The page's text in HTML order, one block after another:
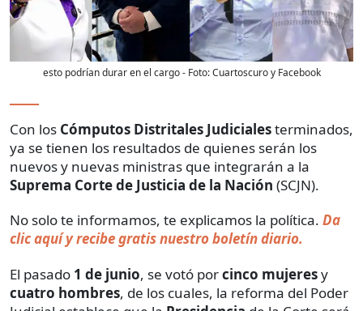
esto podrían durar en el cargo- Foto:Cuartoscuro y Facebook
Con los Cómputos Distritales Judicialesterminados,
ya se tienen los resultados de quienes serán los
nuevos y nuevas ministras que integrarán a la
Suprema Corte de Justicia de la Nación (SCJN).
No solo te informamos, te explicamos la política. Da
clic aquí y recibe gratis nuestro boletín diario.
El pasado 1 de junio, se votó porcinco mujeresy
cuatro hombres, de los cuales, la reforma del Poder